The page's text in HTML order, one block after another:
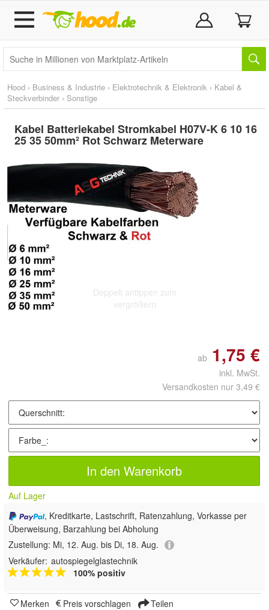
Hood › Business & Industrie › Elektrotechnik & Elektronik › Kabel &
Steckverbinder › Sonstige
Kabel Batteriekabel Stromkabel H07V-K 6 10 16
25 35 50mm² Rot Schwarz Meterware
Doppelt antippen zum
vergrößern
ab 1,75 €
inkl. MwSt.
Versandkosten nur 3,49 €
In den Warenkorb
Auf Lager
, Kreditkarte, Lastschrift, Ratenzahlung, Vorkasse per
Überweisung, Barzahlung bei Abholung
Zustellung: Mi, 12. Aug. bis Di, 18. Aug.
Verkäufer: autospiegelglastechnik
100% positiv
Merken Preis vorschlagen Teilen